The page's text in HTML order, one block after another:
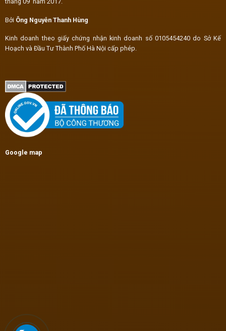
Bởi Ông Nguyễn Thanh Hùng
Kinh doanh theo giấy chứng nhận kinh doanh số 0105454240 do Sở Kế
Hoạch và Đầu Tư Thành Phố Hà Nội cấp phép.
Google map